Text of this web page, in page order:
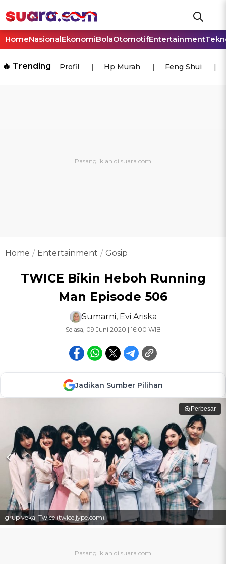
HomeNasionalEkonomiBolaOtomotifEntertainment
🔥 Trending Profil Hp Murah Feng Shui
Home Entertainment Gosip
TWICE Bikin Heboh Running
Man Episode 506
Sumarni, Evi Ariska
Selasa, 09 Juni 2020 | 16:00 WIB
Jadikan Sumber Pilihan
Perbesar
grup vokal Twice (twice.jype.com).